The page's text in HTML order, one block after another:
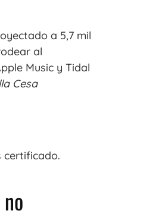
a 5,7 mil
al
Music y Tidal
Cesa
certificado.